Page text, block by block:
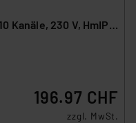
Kanäle, 230 V, HmIP-
196.97 CHF
zzgl. MwSt.